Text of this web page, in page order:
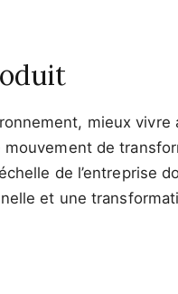
mieux
de
de
et une